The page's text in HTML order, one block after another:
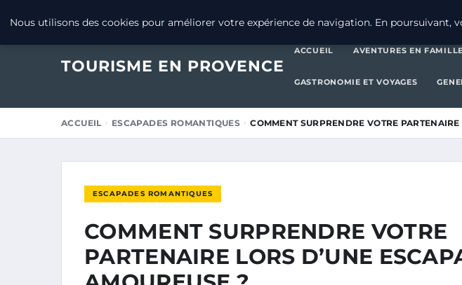
TOURISME EN PROVENCE
ACCUEIL AVENTURES EN FAMILLE
GASTRONOMIE ET VOYAGES
ACCUEIL ESCAPADES ROMANTIQUES COMMENT SURPRENDRE VOTRE
ESCAPADES ROMANTIQUES
COMMENT SURPRENDRE VOTRE
PARTENAIRE LORS D’UNE
Nous utilisons des cookies pour améliorer votre expérience de navigation. En poursuivant,